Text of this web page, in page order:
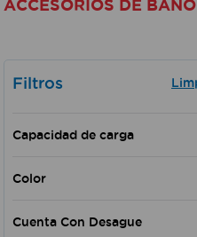
ACCESORIOS DE BANO
Filtros
Capacidad de carga
3 kg
6 kg
Color
Negro
Cuenta Con Desague